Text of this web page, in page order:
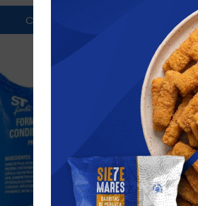
Compras menores a $ 1500